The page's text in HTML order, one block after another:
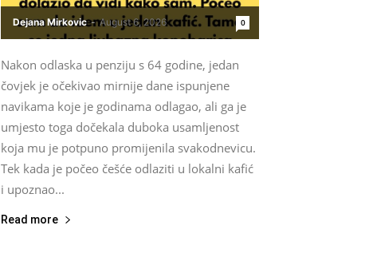
Dejana Mirkovic - August 6, 2026 0
Nakon odlaska u penziju s 64 godine, jedan
čovjek je očekivao mirnije dane ispunjene
navikama koje je godinama odlagao, ali ga je
umjesto toga dočekala duboka usamljenost
koja mu je potpuno promijenila svakodnevicu.
Tek kada je počeo češće odlaziti u lokalni kafić
i upoznao...
Read more